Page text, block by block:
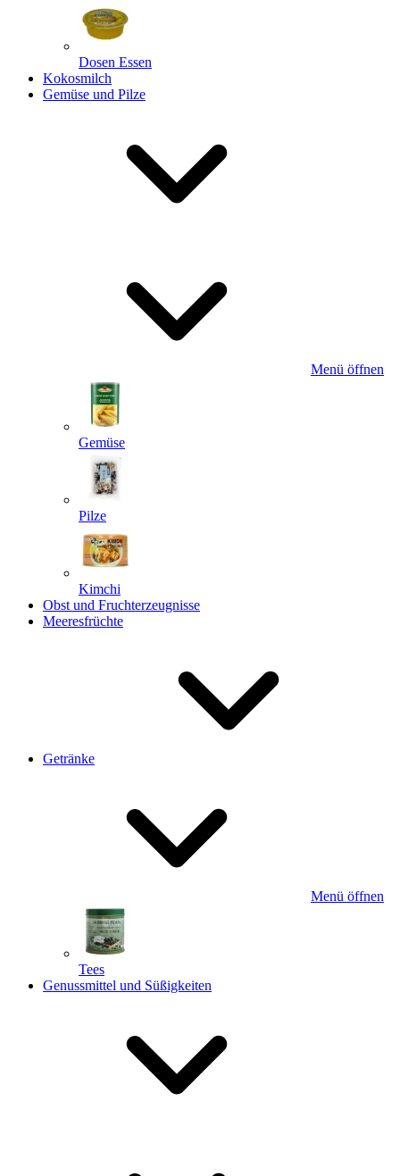
Dosen Essen
Kokosmilch
Gemüse und Pilze
Menü öffnen
Gemüse
Pilze
Kimchi
Obst und Fruchterzeugnisse
Meeresfrüchte
Getränke
Menü öffnen
Tees
Genussmittel und Süßigkeiten